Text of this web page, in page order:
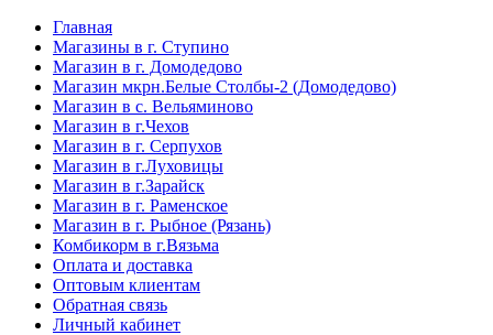
Главная
Магазины в г. Ступино
Магазин в г. Домодедово
Магазин мкрн.Белые Столбы-2 (Домодедово)
Магазин в с. Вельяминово
Магазин в г.Чехов
Магазин в г. Серпухов
Магазин в г.Луховицы
Магазин в г.Зарайск
Магазин в г. Раменское
Магазин в г. Рыбное (Рязань)
Комбикорм в г.Вязьма
Оплата и доставка
Оптовым клиентам
Обратная связь
Личный кабинет